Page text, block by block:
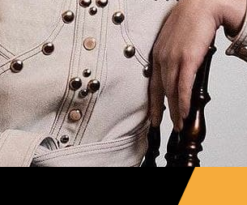
День народження відзначає чудова
популярності серіалу «Гра